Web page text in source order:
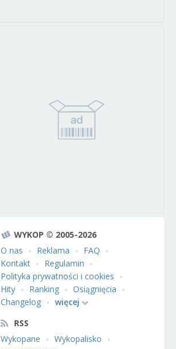
WYKOP © 2005-2026
O nas
Reklama
FAQ
Kontakt
Regulamin
Polityka prywatności i cookies
Hity
Ranking
Osiągnięcia
Changelog
więcej
RSS
Wykopane
Wykopalisko